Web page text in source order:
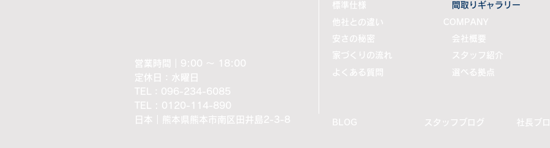
営業時間｜9:00 ～ 18:00
定休日：水曜日
​TEL：096-234-6085
TEL : 0120-114-890
​日本｜熊本県熊本市南区田井島2-3-8
標準仕様
他社との違い
安さの秘密
家づくりの流れ
よくある質問
間取りギャラリー
COMPANY
会社概要
スタッフ紹介
選べる拠点
BLOG スタッフブログ 社長ブ